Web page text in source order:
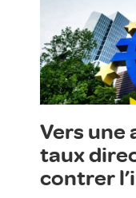
Vers une
taux
contrer